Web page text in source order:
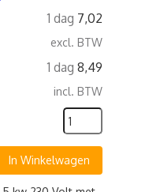
1 dag 7,02
excl. BTW
1 dag 8,49
incl. BTW
In Winkelwagen